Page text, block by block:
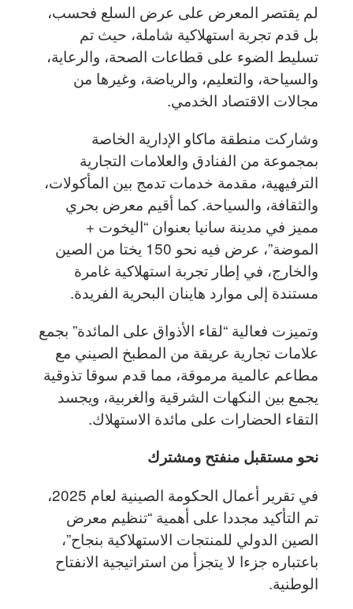
لم يقتصر المعرض على عرض السلع فحسب،
بل قدم تجربة استهلاكية شاملة، حيث تم
تسليط الضوء على قطاعات الصحة، والرعاية،
والسياحة، والتعليم، والرياضة، وغيرها من
مجالات الاقتصاد الخدمي.
وشاركت منطقة ماكاو الإدارية الخاصة
بمجموعة من الفنادق والعلامات التجارية
الترفيهية، مقدمة خدمات تدمج بين المأكولات،
والثقافة، والسياحة. كما أقيم معرض بحري
مميز في مدينة سانيا بعنوان “اليخوت +
الموضة”، عرض فيه نحو 150 يختا من الصين
والخارج، في إطار تجربة استهلاكية غامرة
مستندة إلى موارد هاينان البحرية الفريدة.
وتميزت فعالية “لقاء الأذواق على المائدة” بجمع
علامات تجارية عريقة من المطبخ الصيني مع
مطاعم عالمية مرموقة، مما قدم سوقا تذوقية
يجمع بين النكهات الشرقية والغربية، ويجسد
التقاء الحضارات على مائدة الاستهلاك.
نحو مستقبل منفتح ومشترك
في تقرير أعمال الحكومة الصينية لعام 2025،
تم التأكيد مجددا على أهمية “تنظيم معرض
الصين الدولي للمنتجات الاستهلاكية بنجاح”،
باعتباره جزءا لا يتجزأ من استراتيجية الانفتاح
الوطنية.